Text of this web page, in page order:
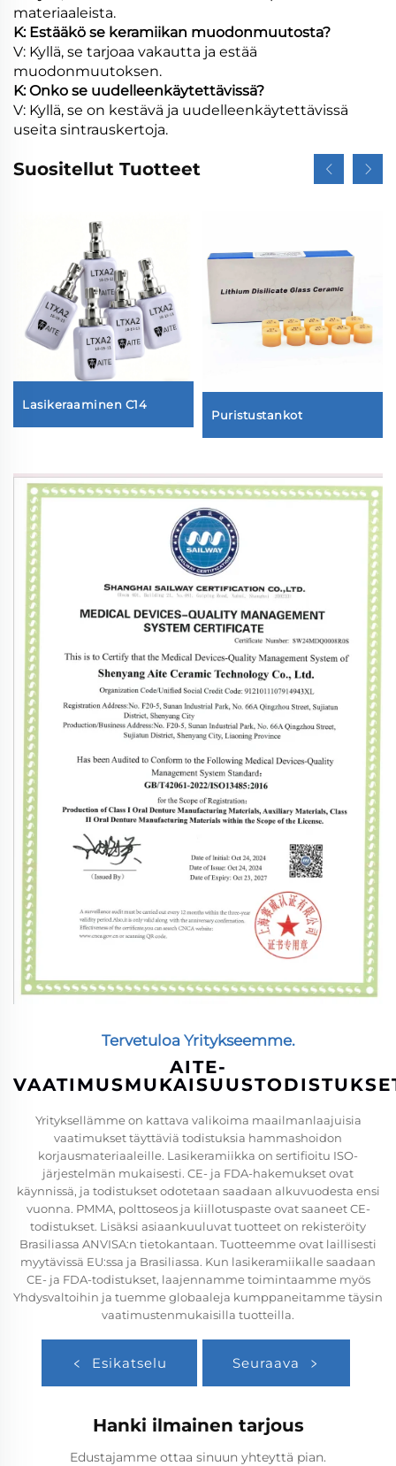
materiaaleista.
K: Estääkö se keramiikan muodonmuutosta?
V: Kyllä, se tarjoaa vakautta ja estää
muodonmuutoksen.
K: Onko se uudelleenkäytettävissä?
V: Kyllä, se on kestävä ja uudelleenkäytettävissä
useita sintrauskertoja.
Suositellut Tuotteet
Lasikeraaminen C14
Puristustankot
Tervetuloa Yritykseemme.
AITE-
Yrityksellämme on kattava valikoima maailmanlaajuisia
vaatimukset täyttäviä todistuksia hammashoidon
korjausmateriaaleille. Lasikeramiikka on sertifioitu ISO-
järjestelmän mukaisesti. CE- ja FDA-hakemukset ovat
käynnissä, ja todistukset odotetaan saadaan alkuvuodesta ensi
vuonna. PMMA, polttoseos ja kiillotuspaste ovat saaneet CE-
todistukset. Lisäksi asiaankuuluvat tuotteet on rekisteröity
Brasiliassa ANVISA:n tietokantaan. Tuotteemme ovat laillisesti
myytävissä EU:ssa ja Brasiliassa. Kun lasikeramiikalle saadaan
CE- ja FDA-todistukset, laajennamme toimintaamme myös
Yhdysvaltoihin ja tuemme globaaleja kumppaneitamme täysin
vaatimustenmukaisilla tuotteilla.
Esikatselu Seuraava
Hanki ilmainen tarjous
Edustajamme ottaa sinuun yhteyttä pian.